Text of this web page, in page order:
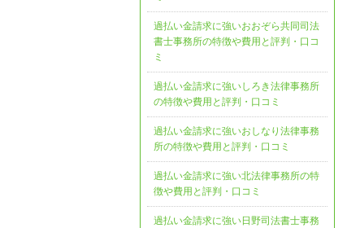
過払い金請求に強いおおぞら共同司法
書士事務所の特徴や費用と評判・口コ
ミ
過払い金請求に強いしろき法律事務所
の特徴や費用と評判・口コミ
過払い金請求に強いおしなり法律事務
所の特徴や費用と評判・口コミ
過払い金請求に強い北法律事務所の特
徴や費用と評判・口コミ
過払い金請求に強い日野司法書士事務